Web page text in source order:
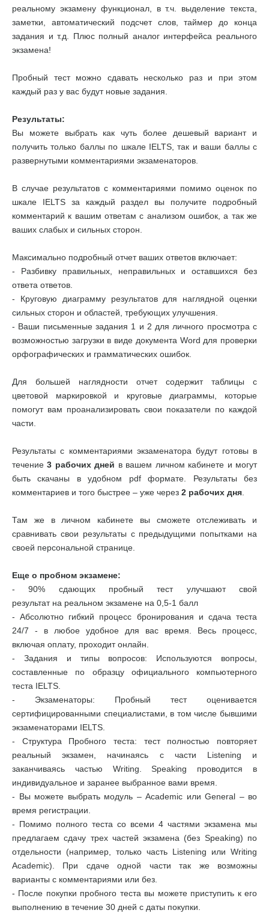
реальному экзамену функционал, в т.ч. выделение текста,
заметки, автоматический подсчет слов, таймер до конца
задания и т.д. Плюс полный аналог интерфейса реального
экзамена!
Пробный тест можно сдавать несколько раз и при этом
каждый раз у вас будут новые задания.
Результаты:
Вы можете выбрать как чуть более дешевый вариант и
получить только баллы по шкале IELTS, так и ваши баллы с
развернутыми комментариями экзаменаторов.
В случае результатов с комментариями помимо оценок по
шкале IELTS за каждый раздел вы получите подробный
комментарий к вашим ответам с анализом ошибок, а так же
ваших слабых и сильных сторон.
Максимально подробный отчет ваших ответов включает:
- Разбивку правильных, неправильных и оставшихся без
ответа ответов.
- Круговую диаграмму результатов для наглядной оценки
сильных сторон и областей, требующих улучшения.
- Ваши письменные задания 1 и 2 для личного просмотра с
возможностью загрузки в виде документа Word для проверки
орфографических и грамматических ошибок.
Для большей наглядности отчет содержит таблицы с
цветовой маркировкой и круговые диаграммы, которые
помогут вам проанализировать свои показатели по каждой
части.
Результаты с комментариями экзаменатора будут готовы в
течение3 рабочих дней в вашем личном кабинете и могут
быть скачаны в удобном pdf формате. Результаты без
комментариев и того быстрее – уже через 2 рабочих дня
Там же в личном кабинете вы сможете отслеживать и
сравнивать свои результаты с предыдущими попытками на
своей персональной странице.
Еще о пробном экзамене:
- 90% сдающих пробный тест улучшают свой
результат на реальном экзамене на 0,5-1 балл
- Абсолютно гибкий процесс бронирования и сдача теста
24/7 - в любое удобное для вас время. Весь процесс,
включая оплату, проходит онлайн.
- Задания и типы вопросов: Используются вопросы,
составленные по образцу официального компьютерного
теста IELTS.
- Экзаменаторы: Пробный тест оценивается
сертифицированными специалистами, в том числе бывшими
экзаменаторами IELTS.
- Структура Пробного теста: тест полностью повторяет
реальный экзамен, начинаясь с части Listening и
заканчиваясь частью Writing. Speaking проводится в
индивидуальное и заранее выбранное вами время.
- Вы можете выбрать модуль – Academic или General – во
время регистрации.
- Помимо полного теста со всеми 4 частями экзамена мы
предлагаем сдачу трех частей экзамена (без Speaking) по
отдельности (например, только часть Listening или Writing
Academic). При сдаче одной части так же возможны
варианты с комментариями или без.
- После покупки пробного теста вы можете приступить к его
выполнению в течение 30 дней с даты покупки.